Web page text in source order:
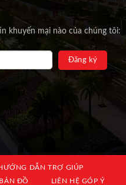
khuyến mại nào của chúng tôi:
DẪN TRỢ GIÚP
ĐỒ LIÊN HỆ GÓP Ý